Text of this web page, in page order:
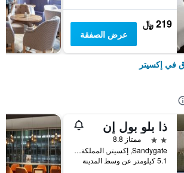
219 ﷼
عرض الصفقة
في إكسيتر
ذا بلو بول إن
2 نجمتين
ممتاز 8.8
Sandygate, إكسيتر, المملكة المتحدة
5.1 كيلومتر عن وسط المدينة